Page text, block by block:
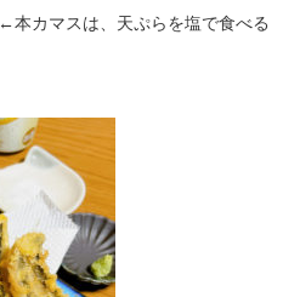
←本カマスは、天ぷらを塩で食べる